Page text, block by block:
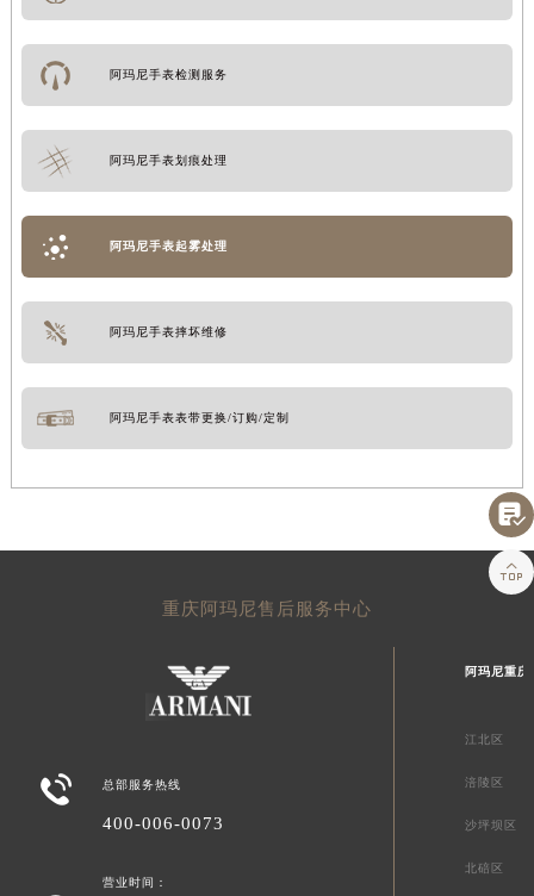
阿玛尼手表检测服务
阿玛尼手表划痕处理
阿玛尼手表起雾处理
阿玛尼手表摔坏维修
阿玛尼手表表带更换/订购/定制
重庆阿玛尼售后服务中心
 总部服务热线
400-006-0073
营业时间：
阿玛尼重
江北区
涪陵区
沙坪坝区
北碚区

